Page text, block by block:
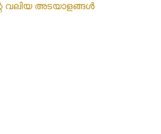
വലിയ അടയാളങ്ങൾ